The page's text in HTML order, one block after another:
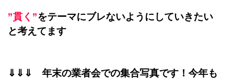
”貫く”をテーマにブレないようにしていきたい
と考えてます
⇓⇓⇓ 年末の業者会での集合写真です！今年も